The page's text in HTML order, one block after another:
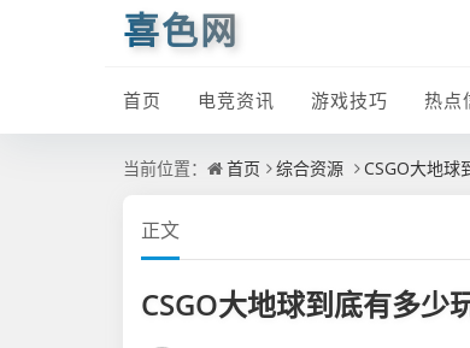
喜色网
首页 电竞资讯 游戏技巧 热点
当前位置： 首页 综合资源 CSGO大地
正文
CSGO大地球到底有多少